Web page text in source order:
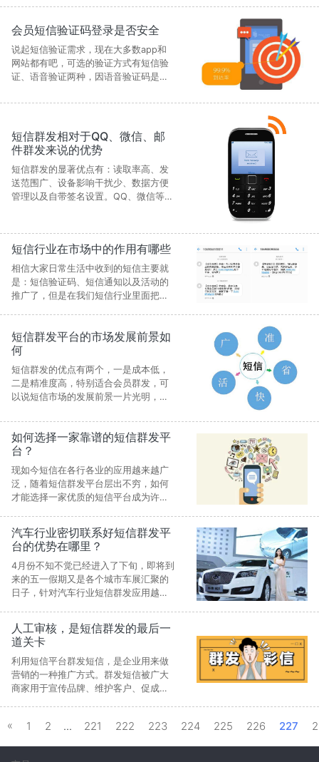
对WAP网站浏览用户采取按时间计费的
会员短信验证码登录是否安全
说起短信验证需求，现在大多数app和
网站都有吧，可选的验证方式有短信验
证、语音验证两种，因语音验证码是短
便，所以现在大多数用户还是习惯使用
短信群发相对于QQ、微信、邮
件群发来说的优势
短信群发的显著优点有：读取率高、发
送范围广、设备影响干扰少、数据方便
管理以及自带签名设置。QQ、微信等的
绍短信群发的优势。
短信行业在市场中的作用有哪些
相信大家日常生活中收到的短信主要就
是：短信验证码、短信通知以及活动的
推广了，但是在我们短信行业里面把短
下面给大家详细的介绍短信行业在市场
中的作用。
短信群发平台的市场发展前景如
何
短信群发的优点有两个，一是成本低，
二是精准度高，特别适合会员群发，可
以说短信市场的发展前景一片光明，但
如何选择一家靠谱的短信群发平
台？
现如今短信在各行各业的应用越来越广
泛，随着短信群发平台层出不穷，如何
才能选择一家优质的短信平台成为许多
一双火眼金睛并且心中有谱就不慌张
了，下面就为您介绍如何选择一家靠谱
的短信群发平台。
汽车行业密切联系好短信群发平
台的优势在哪里？
4月份不知不觉已经进入了下旬，即将到
来的五一假期又是各个城市车展汇聚的
日子，针对汽车行业短信群发应用越来
短信群发的话题讨论。
人工审核，是短信群发的最后一
道关卡
利用短信平台群发短信，是企业用来做
营销的一种推广方式。群发短信被广大
商家用于宣传品牌、维护客户、促成消
不法分子利用，发送垃圾短信给用户。
« 1 2 ... 221 222 223 224 225 226 227